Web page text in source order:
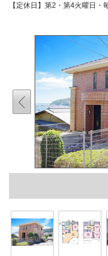
【定休日】第2・第4火曜日・